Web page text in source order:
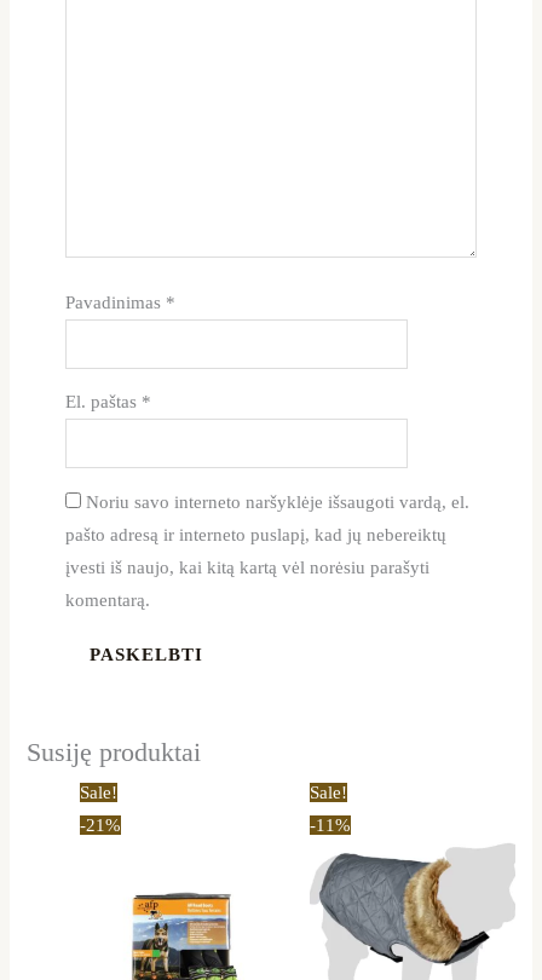
Pavadinimas *
El. paštas *
Noriu savo interneto naršyklėje išsaugoti vardą, el.
pašto adresą ir interneto puslapį, kad jų nebereiktų
įvesti iš naujo, kai kitą kartą vėl norėsiu parašyti
komentarą.
Susiję produktai
Sale!
-21%
multiple
variants.
The
Sale!
-11%
through
19,90 €
has
multiple
variants.
The